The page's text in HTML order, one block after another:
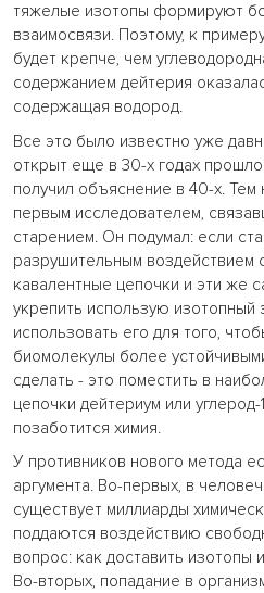
тяжелые изотопы формируют
взаимосвязи. Поэтому, к
будет крепче, чем
содержанием дейтерия
содержащая водород.
Все это было известно уже
открыт еще в 30-х годах
получил объяснение в 40-х.
первым исследователем,
старением. Он подумал: если
разрушительным воздействием
кавалентные цепочки и эти же
укрепить использую
использовать его для того,
биомолекулы более
сделать - это поместить в
цепочки дейтериум или
позаботится химия.
У противников нового метода
аргумента. Во-первых, в
существует миллиарды
поддаются воздействию
вопрос: как доставить изотопы
Во-вторых, попадание в